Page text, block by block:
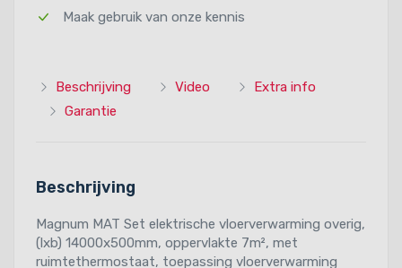
Maak gebruik van onze kennis
Beschrijving Video
Extra info
Garantie
Beschrijving
Magnum MAT Set elektrische vloerverwarming overig,
(lxb) 14000x500mm, oppervlakte 7m², met
ruimtethermostaat, toepassing vloerverwarming